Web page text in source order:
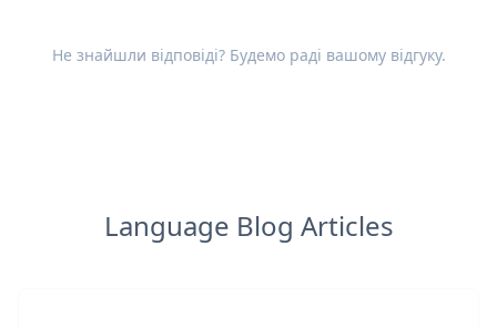
Не знайшли відповіді? Будемо раді вашому відгуку.
Language Blog Articles